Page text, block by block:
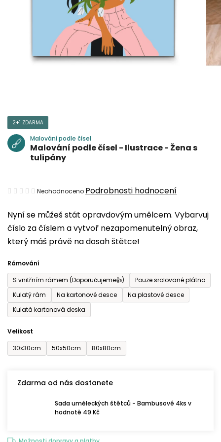
Nyní se můžeš stát opravdovým umělcem. Vybarvuj
číslo za číslem a vytvoř nezapomenutelný obraz,
který máš právě na dosah štětce!
Rámování
S vnitřním rámem (Doporučujeme👍)
Pouze srolované plátno
Kulatý rám
Na kartonové desce
Na plastové desce
Kulatá kartonová deska
Velikost
30x30cm
50x50cm 80x80cm
Zdarma od nás dostanete
Sada uměleckých štětců - Bambusové 4ks v
hodnotě 49 Kč
2+1 ZDARMA
Malování podle čísel
Malování podle čísel - Ilustrace - Žena s
tulipány
Průměrné
produktu
je
0,0
5
hvězdiček.
Neohodnoceno Podrobnosti hodnocení